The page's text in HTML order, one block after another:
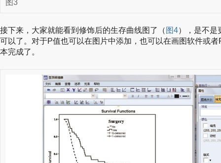
图3
接下来，大家就能看到修饰后的生存曲线图了（ 图4），是不是
可以了。对于P值也可以在图片中添加，也可以在画图软件或
本完成了。